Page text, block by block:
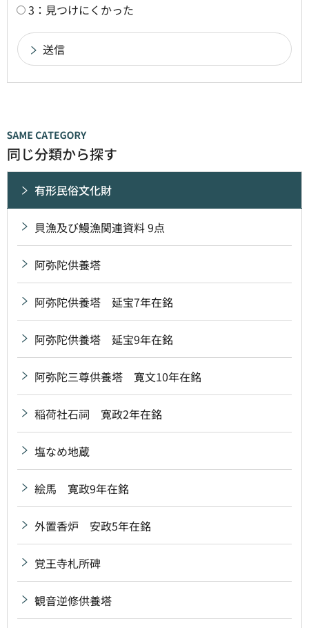
3：見つけにくかった
同じ分類から探す
有形民俗文化財
貝漁及び鰻漁関連資料 9点
阿弥陀供養塔
阿弥陀供養塔 延宝7年在銘
阿弥陀供養塔 延宝9年在銘
阿弥陀三尊供養塔 寛文10年在銘
稲荷社石祠 寛政2年在銘
塩なめ地蔵
絵馬 寛政9年在銘
外置香炉 安政5年在銘
覚王寺札所碑
観音逆修供養塔